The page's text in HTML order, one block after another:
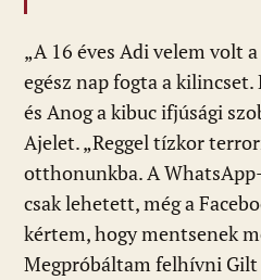
„A 16 éves Adi velem volt
egész nap fogta a
és Anog a kibuc ifjúsági
Ajelet. „Reggel tízkor
otthonunkba. A
csak lehetett, még a
kértem, hogy mentsenek
Megpróbáltam felhívni Gilt